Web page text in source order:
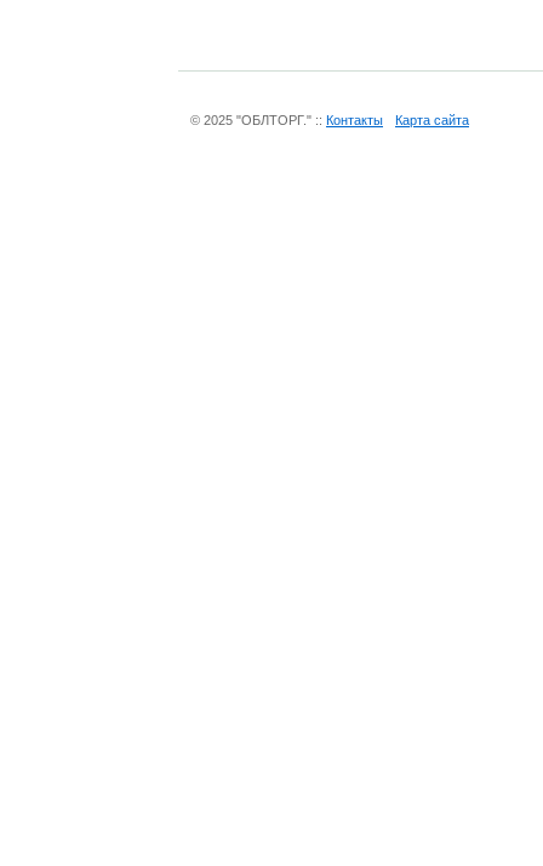
© 2025 "ОБЛТОРГ." :: Контакты Карта сайта